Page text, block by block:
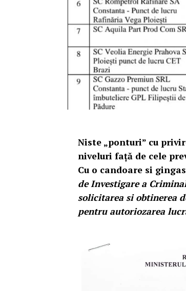
Niste „ponturi” cu
niveluri faţă de cele
Cu o candoare si
de Investigare a
solicitarea si obtinerea
pentru autoriozarea